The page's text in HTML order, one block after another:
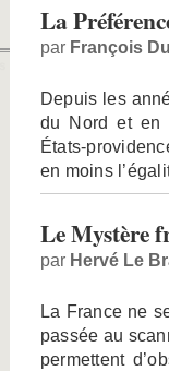
La
par François
Depuis les
du Nord et en
États-
en moins
Le Mystère
par Hervé Le
La France ne
passée au
permettent